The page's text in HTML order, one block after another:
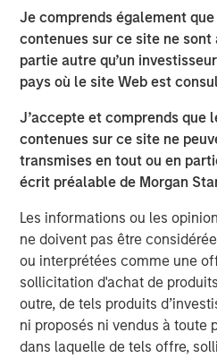
Je comprends également
contenues sur ce site ne sont
partie autre qu’un
pays où le site Web est
J’accepte et comprends que
contenues sur ce site ne
transmises en tout ou en
écrit préalable de Morgan
Les informations ou les
ne doivent pas être
ou interprétées comme une
sollicitation d'achat de
outre, de tels produits
ni proposés ni vendus à toute
dans laquelle de tels offre,
“We are pleased to be Grass
and support the company in its
said Peter Ma, Managing
Credit. “This debt investment
to provide a flexible capital
Grass Valley’s needs,
significant future success.”
Commenting on the
and CEO, Louis Hernandez Jr.,
serves to accelerate Grass
a successful 2023. We had
for live production and
hardware. Earnings increased
nearly doubled thanks to a
recurring revenue with AMPP,
employees globally. This